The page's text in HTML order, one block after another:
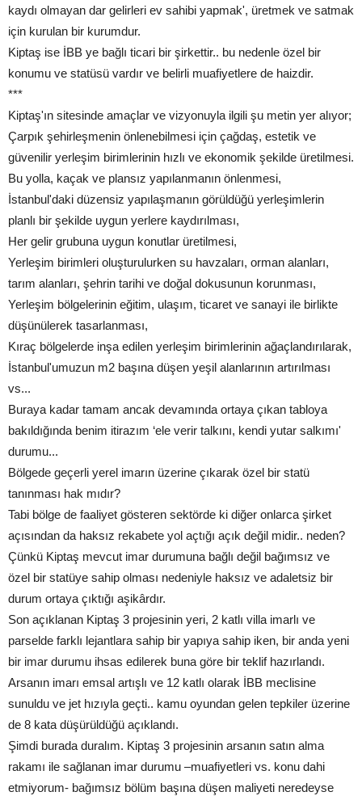
kaydı olmayan dar gelirleri ev sahibi yapmak', üretmek ve satmak
için kurulan bir kurumdur.
Kiptaş ise İBB ye bağlı ticari bir şirkettir.. bu nedenle özel bir
konumu ve statüsü vardır ve belirli muafiyetlere de haizdir.
***
Kiptaş'ın sitesinde amaçlar ve vizyonuyla ilgili şu metin yer alıyor;
Çarpık şehirleşmenin önlenebilmesi için çağdaş, estetik ve
güvenilir yerleşim birimlerinin hızlı ve ekonomik şekilde üretilmesi.
Bu yolla, kaçak ve plansız yapılanmanın önlenmesi,
İstanbul'daki düzensiz yapılaşmanın görüldüğü yerleşimlerin
planlı bir şekilde uygun yerlere kaydırılması,
Her gelir grubuna uygun konutlar üretilmesi,
Yerleşim birimleri oluşturulurken su havzaları, orman alanları,
tarım alanları, şehrin tarihi ve doğal dokusunun korunması,
Yerleşim bölgelerinin eğitim, ulaşım, ticaret ve sanayi ile birlikte
düşünülerek tasarlanması,
Kıraç bölgelerde inşa edilen yerleşim birimlerinin ağaçlandırılarak,
İstanbul'umuzun m2 başına düşen yeşil alanlarının artırılması
vs...
Buraya kadar tamam ancak devamında ortaya çıkan tabloya
bakıldığında benim itirazım ‘ele verir talkını, kendi yutar salkımı'
durumu...
Bölgede geçerli yerel imarın üzerine çıkarak özel bir statü
tanınması hak mıdır?
Tabi bölge de faaliyet gösteren sektörde ki diğer onlarca şirket
açısından da haksız rekabete yol açtığı açık değil midir.. neden?
Çünkü Kiptaş mevcut imar durumuna bağlı değil bağımsız ve
özel bir statüye sahip olması nedeniyle haksız ve adaletsiz bir
durum ortaya çıktığı aşikârdır.
Son açıklanan Kiptaş 3 projesinin yeri, 2 katlı villa imarlı ve
parselde farklı lejantlara sahip bir yapıya sahip iken, bir anda yeni
bir imar durumu ihsas edilerek buna göre bir teklif hazırlandı.
Arsanın imarı emsal artışlı ve 12 katlı olarak İBB meclisine
sunuldu ve jet hızıyla geçti.. kamu oyundan gelen tepkiler üzerine
de 8 kata düşürüldüğü açıklandı.
Şimdi burada duralım. Kiptaş 3 projesinin arsanın satın alma
rakamı ile sağlanan imar durumu –muafiyetleri vs. konu dahi
etmiyorum- bağımsız bölüm başına düşen maliyeti neredeyse